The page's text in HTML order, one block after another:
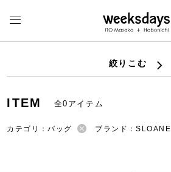
絞りこむ
ITEM 全0アイテム
カテゴリ：バッグ ブランド：SLOANE